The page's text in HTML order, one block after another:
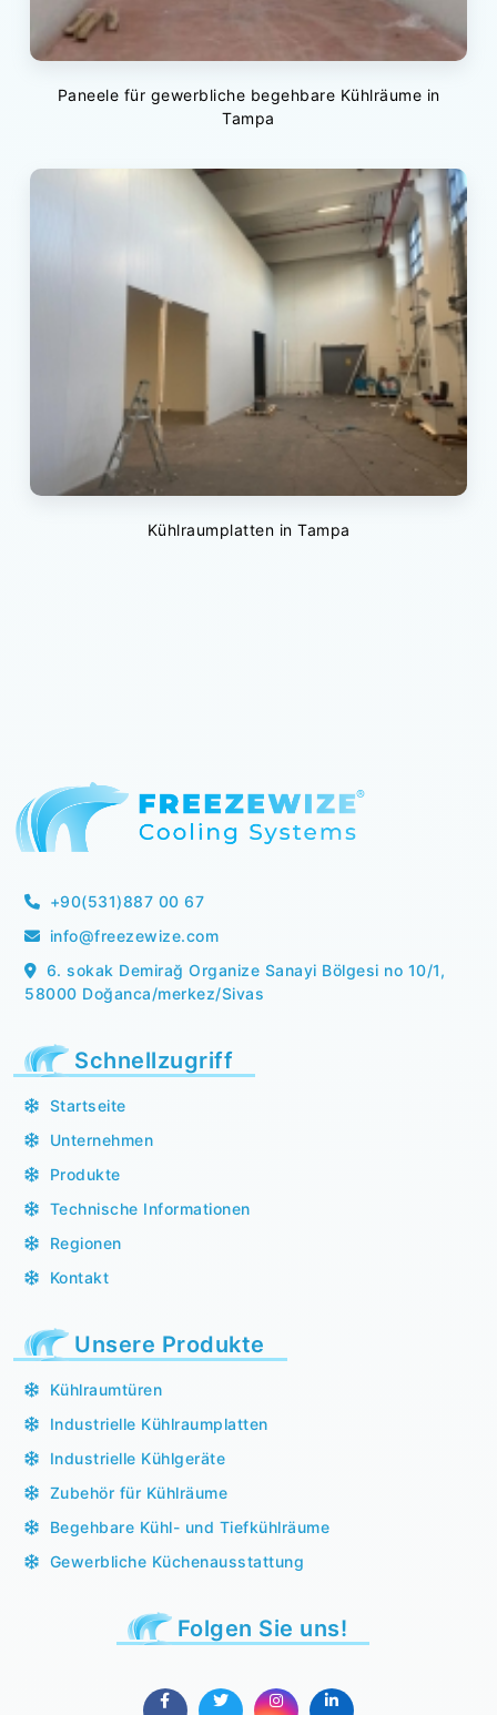
Paneele für gewerbliche begehbare Kühlräume in
Tampa
Kühlraumplatten in Tampa
+90(531)887 00 67
info@freezewize.com
6. sokak Demirağ Organize Sanayi Bölgesi no 10/1,
58000 Doğanca/merkez/Sivas
Schnellzugriff
Startseite
Unternehmen
Produkte
Technische Informationen
Regionen
Kontakt
Unsere Produkte
Kühlraumtüren
Industrielle Kühlraumplatten
Industrielle Kühlgeräte
Zubehör für Kühlräume
Begehbare Kühl- und Tiefkühlräume
Gewerbliche Küchenausstattung
Folgen Sie uns!